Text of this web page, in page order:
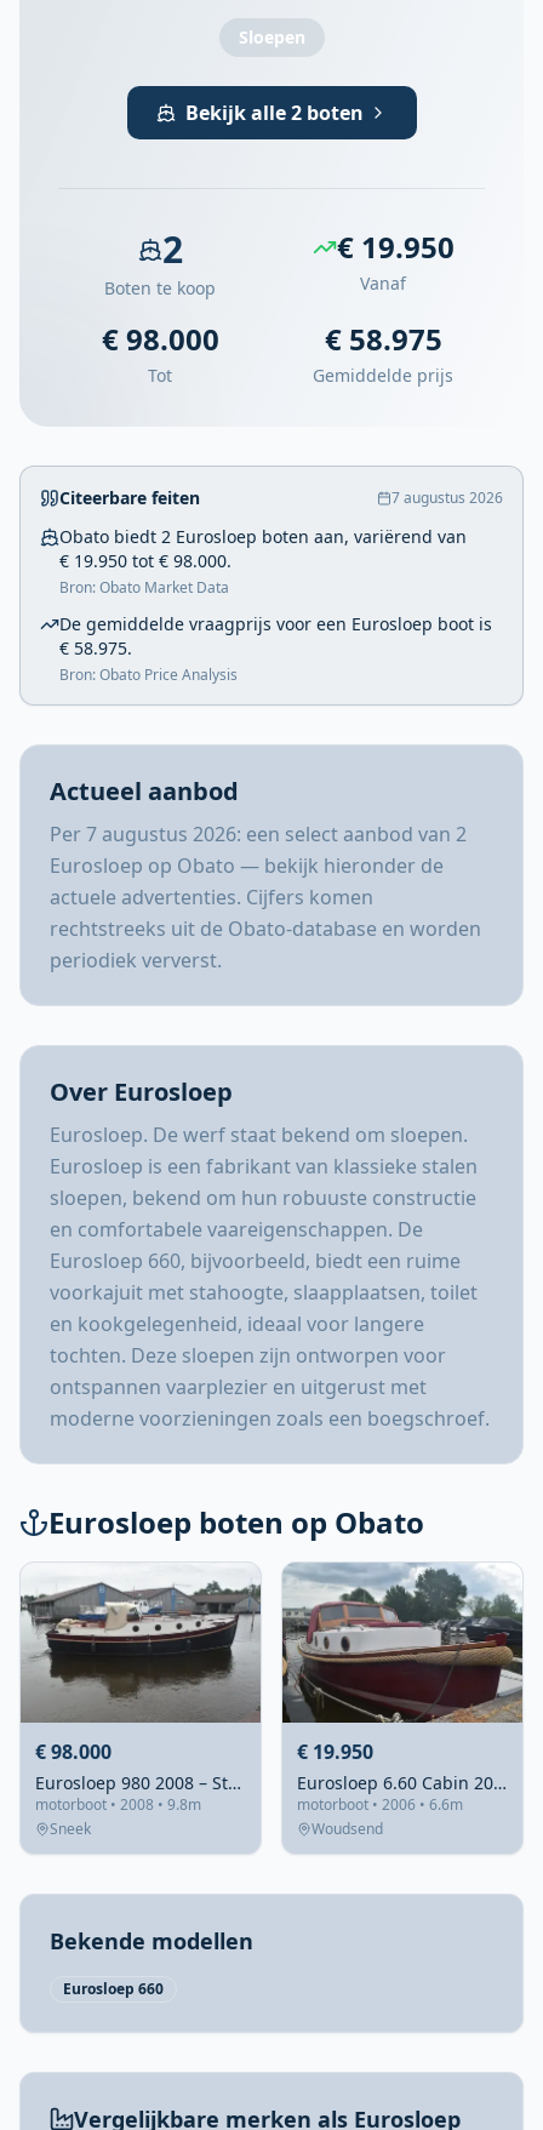
Sloepen
Bekijk alle 2 boten
2
Boten te koop
€ 19.950
Vanaf
€ 98.000
Tot
€ 58.975
Gemiddelde prijs
Citeerbare feiten 7 augustus 2026
Obato biedt 2 Eurosloep boten aan, variërend van
€ 19.950 tot € 98.000.
Bron: Obato Market Data
De gemiddelde vraagprijs voor een Eurosloep boot is
€ 58.975.
Bron: Obato Price Analysis
Actueel aanbod
Per 7 augustus 2026: een select aanbod van 2
Eurosloep op Obato — bekijk hieronder de
actuele advertenties. Cijfers komen
rechtstreeks uit de Obato-database en worden
periodiek ververst.
Over Eurosloep
Eurosloep. De werf staat bekend om sloepen.
Eurosloep is een fabrikant van klassieke stalen
sloepen, bekend om hun robuuste constructie
en comfortabele vaareigenschappen. De
Eurosloep 660, bijvoorbeeld, biedt een ruime
voorkajuit met stahoogte, slaapplaatsen, toilet
en kookgelegenheid, ideaal voor langere
tochten. Deze sloepen zijn ontworpen voor
ontspannen vaarplezier en uitgerust met
moderne voorzieningen zoals een boegschroef.
Eurosloep boten op Obato
€ 98.000
Eurosloep 980 2008 – Stalen tender met teakdek
motorboot • 2008 • 9.8m
Sneek
€ 19.950
Eurosloep 6.60 Cabin 2006 – Stalen tender met recent refit
motorboot • 2006 • 6.6m
Woudsend
Bekende modellen
Eurosloep 660
Vergelijkbare merken als Eurosloep